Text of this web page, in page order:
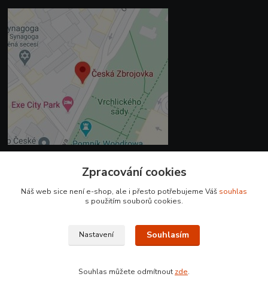
+420 225 375 800
Zpracování cookies
Náš web sice není e-shop, ale i přesto potřebujeme Váš souhlas
s použitím souborů cookies.
Nastavení Souhlasím
Souhlas můžete odmítnout zde.